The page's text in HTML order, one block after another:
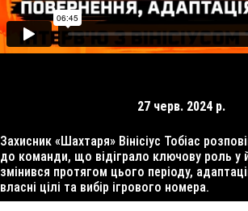
27 черв. 2024 р.
Захисник «Шахтаря» Вінісіус Тобіас розповів про повернення
до команди, що відіграло ключову роль у
змінився протягом цього періоду,
власні цілі та вибір ігрового номера.